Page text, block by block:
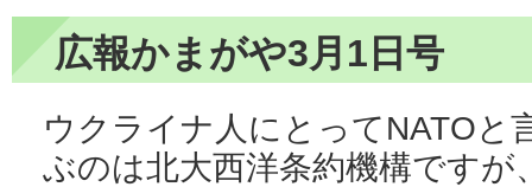
広報かまがや3月1日号
ウクライナ人にとってNATOと
ぶのは北大西洋条約機構ですが